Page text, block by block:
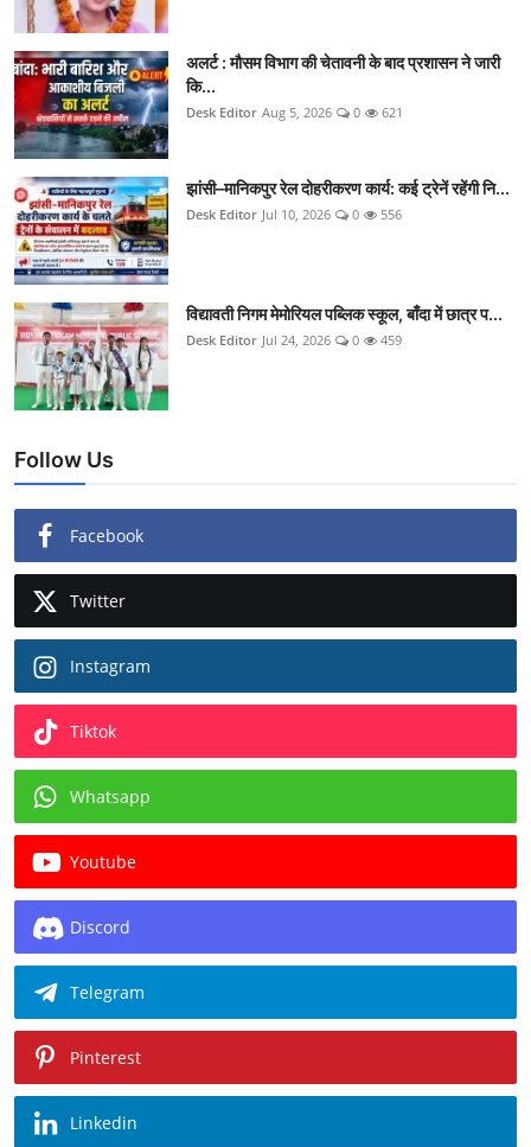
अलर्ट : मौसम विभाग की चेतावनी के बाद प्रशासन ने जारी
कि...
Desk Editor Aug 5, 2026 0 621
झांसी–मानिकपुर रेल दोहरीकरण कार्य: कई ट्रेनें रहेंगी नि...
Desk Editor Jul 10, 2026 0 556
विद्यावती निगम मेमोरियल पब्लिक स्कूल, बाँदा में छात्र प...
Desk Editor Jul 24, 2026 0 459
Follow Us
Facebook
Twitter
Instagram
Tiktok
Whatsapp
Youtube
Discord
Telegram
Pinterest
Linkedin